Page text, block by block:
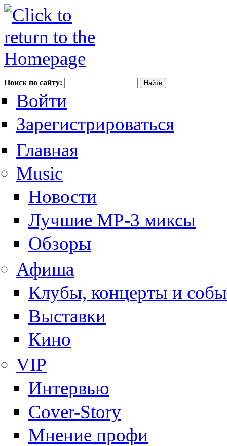
Поиск по сайту:
Войти
Зарегистрироваться
Главная
Music
Новости
Лучшие MP-3 миксы
Обзоры
Афиша
Клубы, концерты и
Выставки
Кино
VIP
Интервью
Cover-Story
Мнение профи